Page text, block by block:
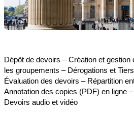
Dépôt de devoirs –Création et gestion
les groupements – Dérogations et
Évaluation des devoirs – Répartition
Annotation des copies (PDF) en ligne
Devoirs audio et vidéo